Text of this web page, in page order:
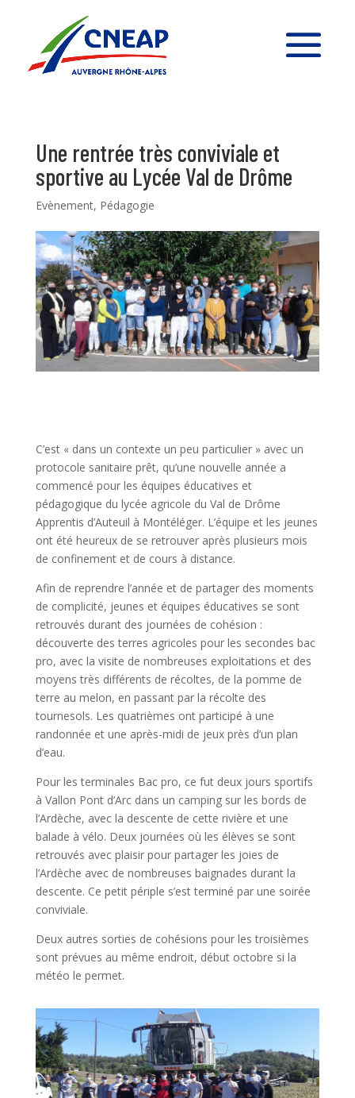
Une rentrée très conviviale et
sportive au Lycée Val de Drôme
Evènement, Pédagogie
C’est « dans un contexte un peu particulier » avec un
protocole sanitaire prêt, qu’une nouvelle année a
commencé pour les équipes éducatives et
pédagogique du lycée agricole du Val de Drôme
Apprentis d’Auteuil à Montéléger. L’équipe et les jeunes
ont été heureux de se retrouver après plusieurs mois
de confinement et de cours à distance.
Afin de reprendre l’année et de partager des moments
de complicité, jeunes et équipes éducatives se sont
retrouvés durant des journées de cohésion :
découverte des terres agricoles pour les secondes bac
pro, avec la visite de nombreuses exploitations et des
moyens très différents de récoltes, de la pomme de
terre au melon, en passant par la récolte des
tournesols. Les quatrièmes ont participé à une
randonnée et une après-midi de jeux près d’un plan
d’eau.
Pour les terminales Bac pro, ce fut deux jours sportifs
à Vallon Pont d’Arc dans un camping sur les bords de
l’Ardèche, avec la descente de cette rivière et une
balade à vélo. Deux journées où les élèves se sont
retrouvés avec plaisir pour partager les joies de
l’Ardèche avec de nombreuses baignades durant la
descente. Ce petit périple s’est terminé par une soirée
conviviale.
Deux autres sorties de cohésions pour les troisièmes
sont prévues au même endroit, début octobre si la
météo le permet.